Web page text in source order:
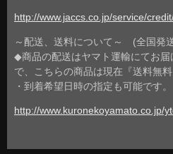
http://www.jaccs.co.jp/service/
～配送、送料について～ (全国発
◆商品の配送はヤマト運輸にてお
で、こちらの商品は現在『送料無料
・到着希望日時の指定も可能です。
http://www.kuronekoyamato.co.jp/